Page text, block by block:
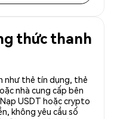
thức thanh
như thẻ tín dụng, thẻ
nhà cung cấp bên
USDT hoặc crypto
không yêu cầu số